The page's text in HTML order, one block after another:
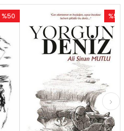
%54
İndirim